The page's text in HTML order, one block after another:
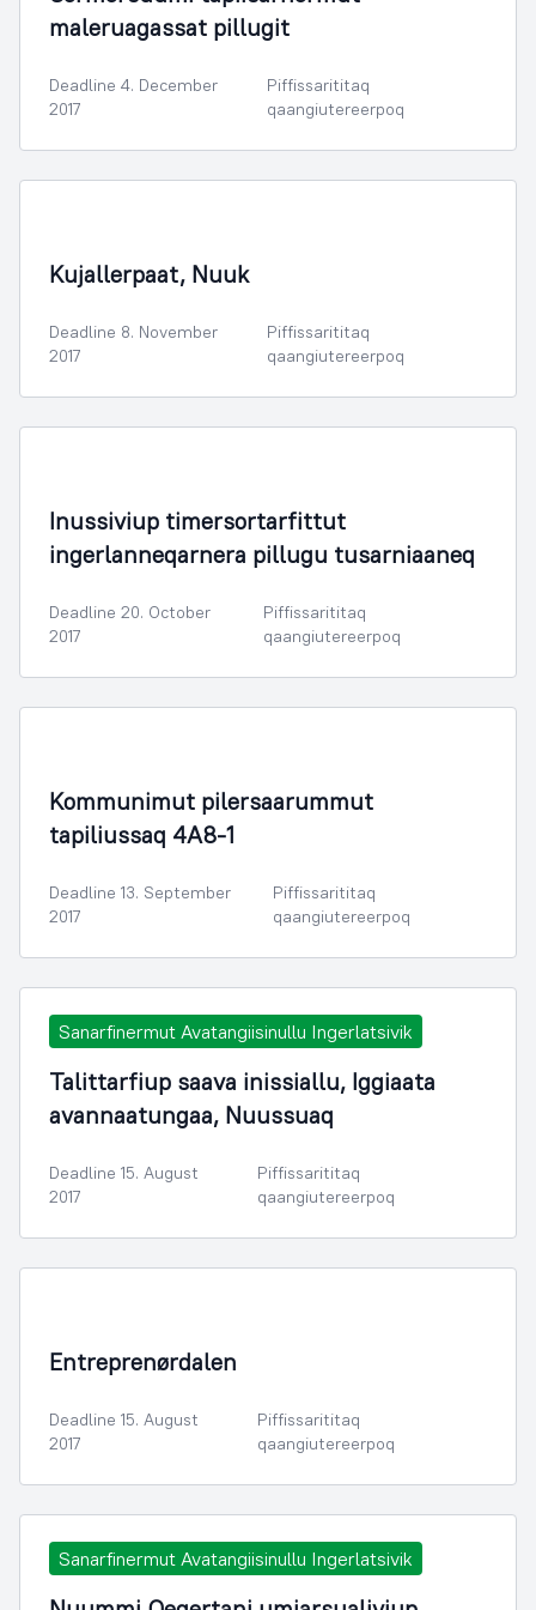
maleruagassat pillugit
Deadline 4. December
2017
Piffissarititaq
qaangiutereerpoq
Kujallerpaat, Nuuk
Deadline 8. November
2017
Piffissarititaq
qaangiutereerpoq
Inussiviup timersortarfittut
ingerlanneqarnera pillugu tusarniaaneq
Deadline 20. October
2017
Piffissarititaq
qaangiutereerpoq
Kommunimut pilersaarummut
tapiliussaq 4A8-1
Deadline 13. September
2017
Piffissarititaq
qaangiutereerpoq
Sanarfinermut Avatangiisinullu Ingerlatsivik
Talittarfiup saava inissiallu, Iggiaata
avannaatungaa, Nuussuaq
Deadline 15. August
2017
Piffissarititaq
qaangiutereerpoq
Entreprenørdalen
Deadline 15. August
2017
Piffissarititaq
qaangiutereerpoq
Sanarfinermut Avatangiisinullu Ingerlatsivik